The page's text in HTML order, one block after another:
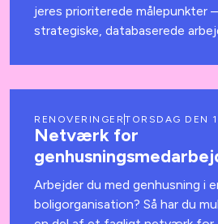
jeres prioriterede målepunkter
strategiske, databaserede
RENOVERINGER TORSDAG DEN
Netværk for
Arbejder du med genhusning i
boligorganisation? Så har du